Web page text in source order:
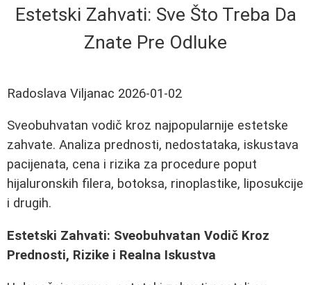
Estetski Zahvati: Sve Što Treba Da
Znate Pre Odluke
Radoslava Viljanac 2026-01-02
Sveobuhvatan vodič kroz najpopularnije estetske
zahvate. Analiza prednosti, nedostataka, iskustava
pacijenata, cena i rizika za procedure poput
hijaluronskih filera, botoksa, rinoplastike, liposukcije
i drugih.
Estetski Zahvati: Sveobuhvatan Vodič Kroz
Prednosti, Rizike i Realna Iskustva